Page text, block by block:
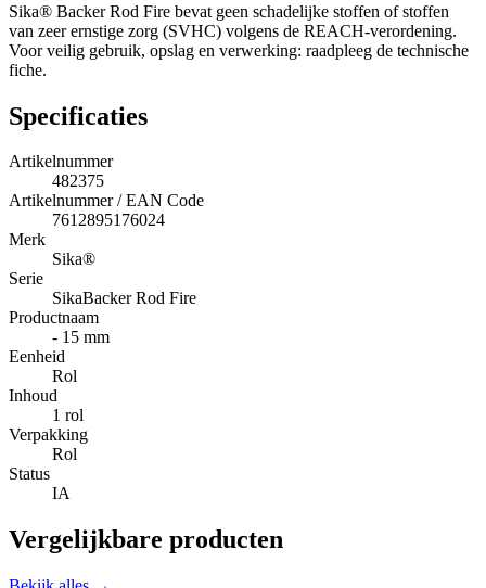
Sika® Backer Rod Fire bevat geen schadelijke stoffen of stoffen
van zeer ernstige zorg (SVHC) volgens de REACH-verordening.
Voor veilig gebruik, opslag en verwerking: raadpleeg de technische
fiche.
Specificaties
Artikelnummer
482375
Artikelnummer / EAN Code
7612895176024
Merk
Sika®
Serie
SikaBacker Rod Fire
Productnaam
- 15 mm
Eenheid
Rol
Inhoud
1 rol
Verpakking
Rol
Status
IA
Vergelijkbare producten